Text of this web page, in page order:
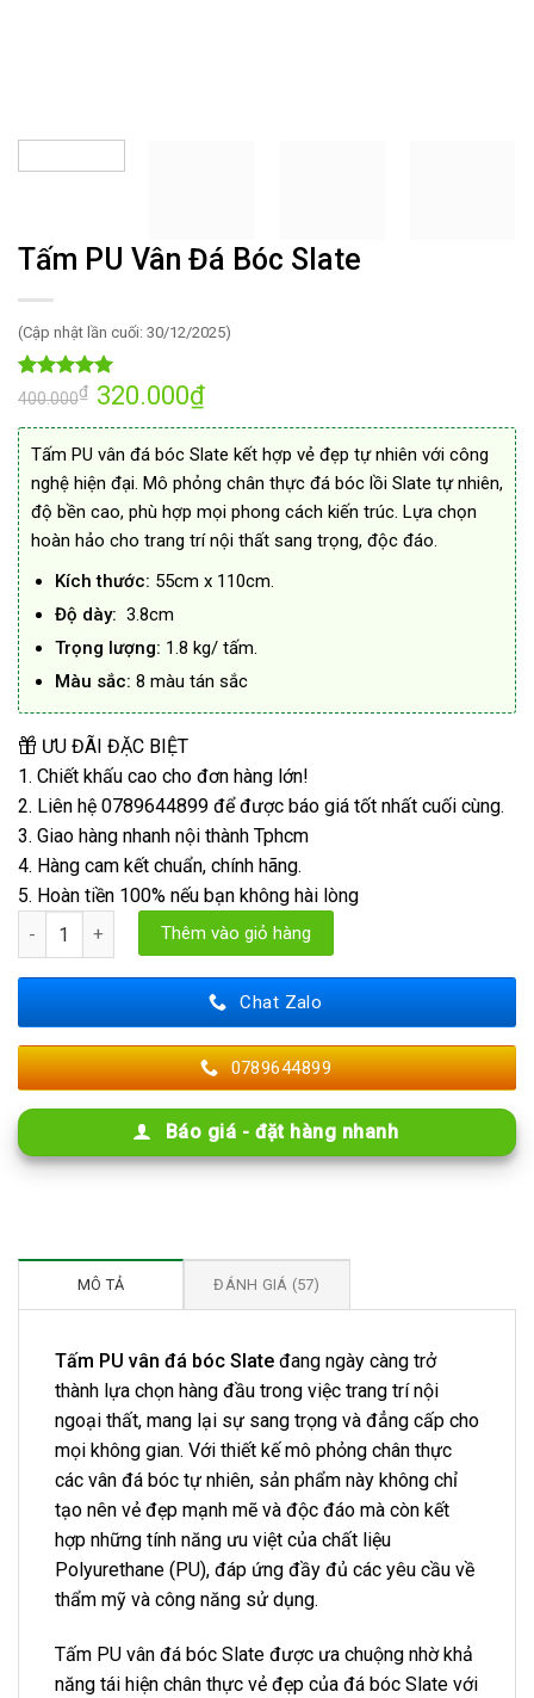
Tấm PU Vân Đá Bóc Slate
(Cập nhật lần cuối: 30/12/2025)
5.00 trên 5
57
đánh giá
400.000₫ Giá
gốc
là:
320.000₫Giá
tại
320.000₫.
Tấm PU vân đá bóc Slate kết hợp vẻ đẹp tự nhiên với công
nghệ hiện đại. Mô phỏng chân thực đá bóc lồi Slate tự nhiên,
độ bền cao, phù hợp mọi phong cách kiến trúc. Lựa chọn
hoàn hảo cho trang trí nội thất sang trọng, độc đáo.
Kích thước: 55cm x 110cm.
Độ dày: 3.8cm
Trọng lượng: 1.8 kg/ tấm.
Màu sắc: 8 màu tán sắc
ƯU ĐÃI ĐẶC BIỆT
1. Chiết khấu cao cho đơn hàng lớn!
2. Liên hệ 0789644899 để được báo giá tốt nhất cuối cùng.
3. Giao hàng nhanh nội thành Tphcm
4. Hàng cam kết chuẩn, chính hãng.
5. Hoàn tiền 100% nếu bạn không hài lòng
Tấm PU Vân Đá Bóc Slate số lượng
Thêm vào giỏ hàng
Chat Zalo
0789644899
Báo giá - đặt hàng nhanh
MÔ TẢ ĐÁNH GIÁ (57)
Tấm PU vân đá bóc Slate đang ngày càng trở
thành lựa chọn hàng đầu trong việc trang trí nội
ngoại thất, mang lại sự sang trọng và đẳng cấp cho
mọi không gian. Với thiết kế mô phỏng chân thực
các vân đá bóc tự nhiên, sản phẩm này không chỉ
tạo nên vẻ đẹp mạnh mẽ và độc đáo mà còn kết
hợp những tính năng ưu việt của chất liệu
Polyurethane (PU), đáp ứng đầy đủ các yêu cầu về
thẩm mỹ và công năng sử dụng.
Tấm PU vân đá bóc Slate được ưa chuộng nhờ khả
năng tái hiện chân thực vẻ đẹp của đá bóc Slate với